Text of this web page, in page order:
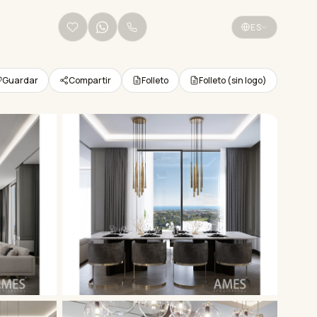
ES
Guardar Compartir Folleto Folleto (sin logo)